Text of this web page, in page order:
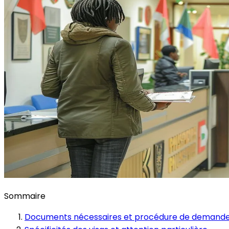
Sommaire
Documents nécessaires et procédure de